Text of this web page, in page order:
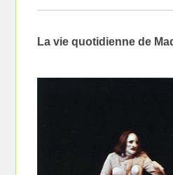
La vie quotidienne de